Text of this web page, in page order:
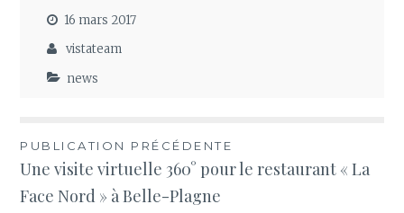
16 mars 2017
vistateam
news
Navigation
de
PUBLICATION PRÉCÉDENTE
Une visite virtuelle 360° pour le restaurant « La
Face Nord » à Belle-Plagne